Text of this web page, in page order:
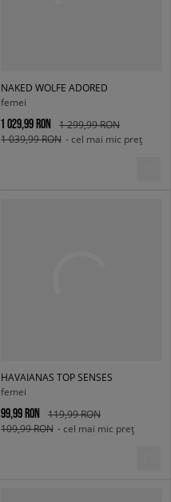
NAKED WOLFE ADORED
femei
1 029,99 RON
1 299,99 RON
1 039,99 RON - cel mai mic preț
HAVAIANAS TOP SENSES
femei
99,99 RON
119,99 RON
109,99 RON - cel mai mic preț